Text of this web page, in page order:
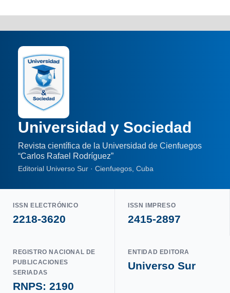
Universidad y Sociedad
Revista científica de la Universidad de Cienfuegos
“Carlos Rafael Rodríguez”
Editorial Universo Sur · Cienfuegos, Cuba
ISSN ELECTRÓNICO
2218-3620
ISSN IMPRESO
2415-2897
REGISTRO NACIONAL DE
PUBLICACIONES
SERIADAS
RNPS: 2190
ENTIDAD EDITORA
Universo Sur